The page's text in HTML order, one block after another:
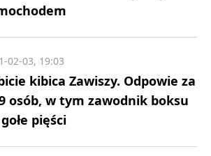
kibica Zawiszy. Odpowie za
osób, w tym zawodnik boksu
pięści
02-03, 19:03